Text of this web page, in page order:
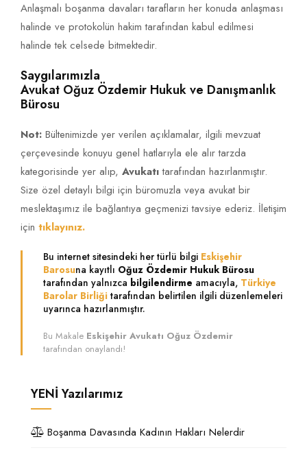
Anlaşmalı boşanma davaları tarafların her konuda anlaşması
halinde ve protokolün hakim tarafından kabul edilmesi
halinde tek celsede bitmektedir.
Saygılarımızla
Avukat Oğuz Özdemir Hukuk ve Danışmanlık
Bürosu
Not: Bültenimizde yer verilen açıklamalar, ilgili mevzuat
çerçevesinde konuyu genel hatlarıyla ele alır tarzda
kategorisinde yer alıp, Avukatıtarafından hazırlanmıştır.
Size özel detaylı bilgi için büromuzla veya avukat bir
meslektaşımız ile bağlantıya geçmenizi tavsiye ederiz. İletişim
için tıklayınız.
Bu internet sitesindeki her türlü bilgi Eskişehir
Barosuna kayıtlı Oğuz Özdemir Hukuk Bürosu
tarafından yalnızca bilgilendirme amacıyla, Türkiye
Barolar Birliği tarafından belirtilen ilgili düzenlemeleri
uyarınca hazırlanmıştır.
Bu Makale Eskişehir Avukatı Oğuz Özdemir
tarafından onaylandı!
YENİYazılarımız
Boşanma Davasında Kadının Hakları Nelerdir